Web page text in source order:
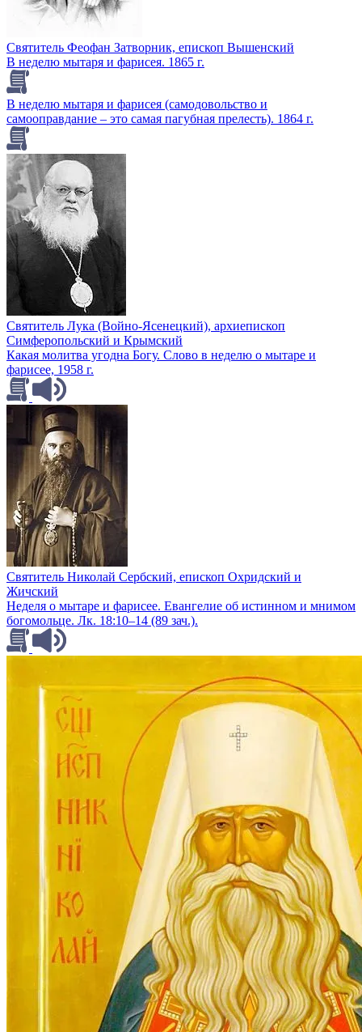
Святитель Феофан Затворник, епископ Вышенский
В неделю мытаря и фарисея. 1865 г.
В неделю мытаря и фарисея (самодовольство и
самооправдание – это самая пагубная прелесть). 1864 г.
Святитель Лука (Войно-Ясенецкий), архиепископ
Симферопольский и Крымский
Какая молитва угодна Богу. Слово в неделю о мытаре и
фарисее, 1958 г.
Святитель Николай Сербский, епископ Охридский и
Жичский
Неделя о мытаре и фарисее. Евангелие об истинном и мнимом
богомольце. Лк. 18:10–14 (89 зач.).